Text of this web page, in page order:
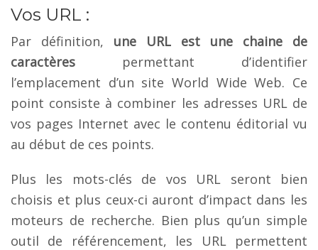
Vos URL :
Par définition, une URL est une chaine de
caractères permettant d’identifier
l’emplacement d’un site World Wide Web. Ce
point consiste à combiner les adresses URL de
vos pages Internet avec le contenu éditorial vu
au début de ces points.
Plus les mots-clés de vos URL seront bien
choisis et plus ceux-ci auront d’impact dans les
moteurs de recherche. Bien plus qu’un simple
outil de référencement, les URL permettent